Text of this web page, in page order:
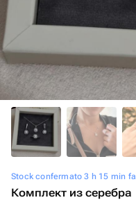
Stock confermato 3 h 15 min fa
Комплект из серебра